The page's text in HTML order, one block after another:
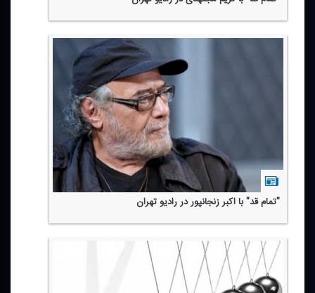
"تمام قد" با اكبر زنجانپور در رادیو تهران